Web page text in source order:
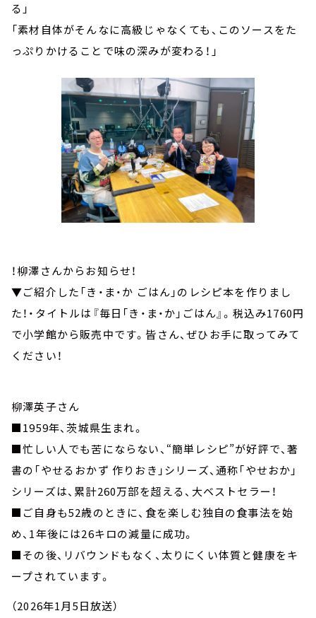
る」
「素材自体がそんなに高級じゃなくても、このソースをた
っぷりかけることで味の深みが変わる！」
！柳澤さんからお知らせ！
▼ご紹介した「き・ま・か ごはん」のレシピ本を作りまし
た！・タイトルは『毎日「き・ま・か」ごはん』。税込み1760円
で小学館から販売中です。皆さん、ぜひお手に取ってみて
ください！
柳澤英子さん
■1959年、茨城県生まれ。
■忙しい人でも苦にならない、“簡単レシピ”が好評で、著
書の「やせるおかず 作りおき」シリーズ、通称「やせおか」
シリーズは、累計260万部を超える、大ベストセラー！
■ご自身も52歳のときに、食を楽しむ独自の食事法を始
め、1年後には26キロの減量に成功。
■その後、リバウンドもなく、太りにくい体質と健康をキ
ープされています。
（2026年1月5日放送）